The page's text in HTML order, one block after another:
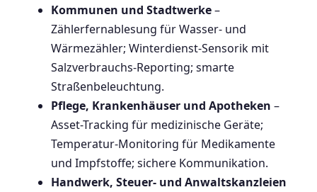
Kommunen und Stadtwerke–
Zählerfernablesung für Wasser- und
Wärmezähler; Winterdienst-Sensorik mit
Salzverbrauchs-Reporting; smarte
Straßenbeleuchtung.
Pflege, Krankenhäuser und Apotheken –
Asset-Tracking für medizinische Geräte;
Temperatur-Monitoring für Medikamente
und Impfstoffe; sichere Kommunikation.
Handwerk, Steuer- und Anwaltskanzleien